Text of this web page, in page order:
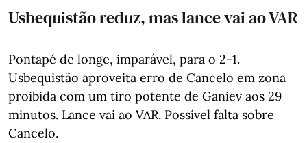
Usbequistão reduz, mas lance vai ao VAR
Pontapé de longe, imparável, para o 2-1.
Usbequistão aproveita erro de Cancelo em zona
proibida com um tiro potente de Ganiev aos 29
minutos. Lance vai ao VAR. Possível falta sobre
Cancelo.